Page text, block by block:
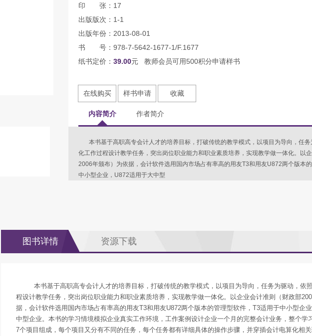
印 张：17
出版版次：1-1
出版年份：2013-08-01
书 号：978-7-5642-1677-1/F.1677
纸书定价： 39.00元 教师会员可用500积分申请样书
在线购买 样书申请 收藏
内容简介 作者简介
本书基于高职高专会计人才的培养目标，打破传统的教学模式，以项目为导向，任务
化工作过程设计教学任务，突出岗位职业能力和职业素质培养，实现教学做一体化。以
2006年颁布）为依据，会计软件选用国内市场占有率高的用友T3和用友U872两个版本
中小型企业，U872适用于大中型
图书详情 资源下载
本书基于高职高专会计人才的培养目标，打破传统的教学模式，以项目为导向，任务为驱动，依
程设计教学任务，突出岗位职业能力和职业素质培养，实现教学做一体化。以企业会计准则（财政部
据，会计软件选用国内市场占有率高的用友T3和用友U872两个版本的管理型软件， T3适用于中小型企业
中型企业。本书的学习情境模拟企业真实工作环境，工作案例设计企业一个月的完整会计业务，整个学
7个项目组成，每个项目又分有不同的任务，每个任务都有详细具体的操作步骤，并穿插会计电算化相